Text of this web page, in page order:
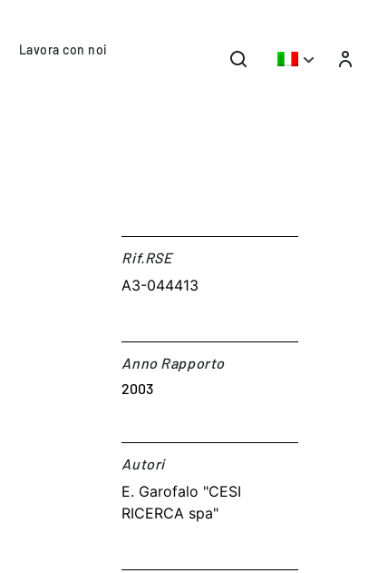
Lavora con noi
Rif.RSE​
A3-044413
Anno Rapporto
2003
Autori​
E. Garofalo "CESI
RICERCA spa"